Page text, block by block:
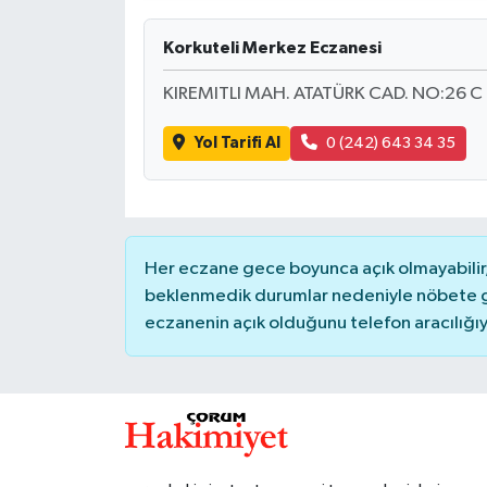
Korkuteli Merkez Eczanesi
KIREMITLI MAH. ATATÜRK CAD. NO:26 C
Yol Tarifi Al 0 (242) 643 34 35
Her eczane gece boyunca açık
beklenmedik durumlar nedeniyle nöbete
eczanenin açık olduğunu telefon